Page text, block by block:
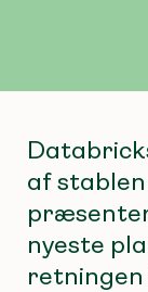
af stablen
nyeste
retningen